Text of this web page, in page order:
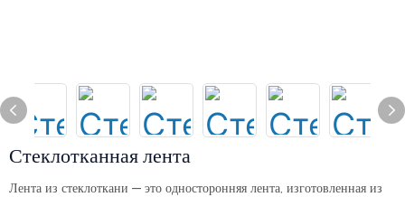
Стеклотканная лента
Лента из стеклоткани — это односторонняя лента, изготовленная из